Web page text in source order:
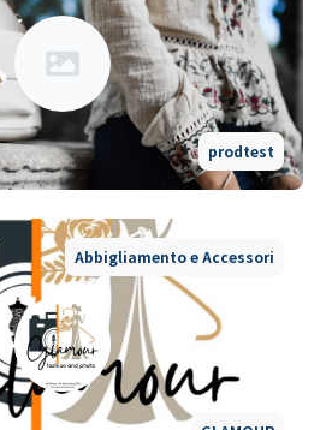
prodtest
Abbigliamento e Accessori